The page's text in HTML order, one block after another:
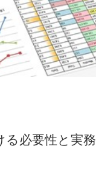
る必要性と実務